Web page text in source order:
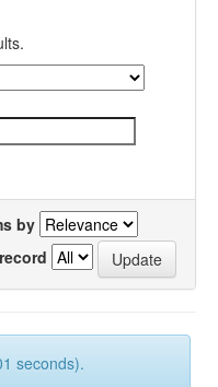
by
seconds).